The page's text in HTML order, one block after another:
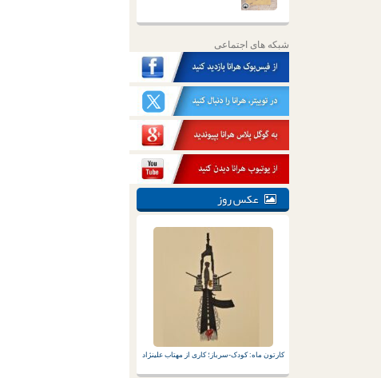
شبکه های اجتماعی
عکس روز
کارتون ماه: کودک-سرباز؛ کاری از مهتاب علینژاد